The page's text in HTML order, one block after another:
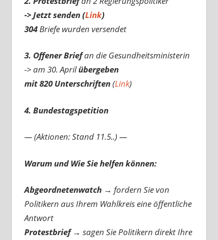
-> Jetzt senden (Link)
304Briefe wurden versendet
3. Offener Briefan die Gesundheitsministerin
-> am 30. Aprilübergeben
mit 820 Unterschriften(Link)
4. Bundestagspetition
— (Aktionen: Stand 11.5..) —
Warum und Wie Sie helfen können:
Abgeordnetenwatch → fordern Sie von
Politikern aus Ihrem Wahlkreis eine öffentliche
Antwort
Protestbrief → sagen Sie Politikern direkt Ihre